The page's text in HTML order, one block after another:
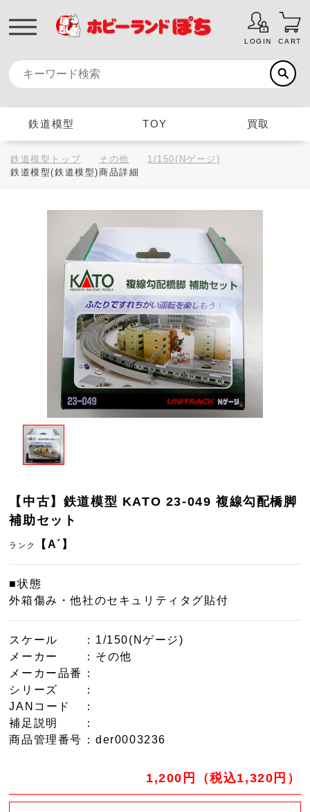
LOGIN CART
鉄道模型 TOY 買取
鉄道模型トップ その他
1/150(Nゲージ)
鉄道模型(鉄道模型)商品詳細
【中古】鉄道模型 KATO 23-049 複線勾配橋脚
補助セット
ランク 【A´】
■状態
外箱傷み・他社のセキュリティタグ貼付
スケール
：1/150(Nゲージ)
メーカー
：その他
メーカー品番
：
シリーズ
：
JANコード
：
補足説明
：
商品管理番号 ：der0003236
1,200円（税込1,320円）